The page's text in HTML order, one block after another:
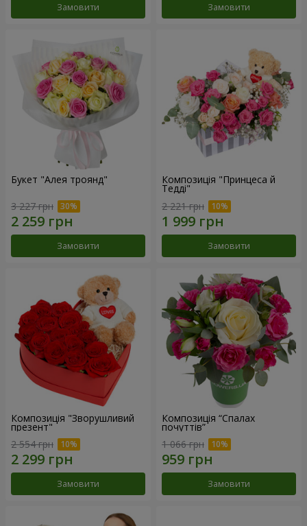
Замовити Замовити
Букет "Алея троянд"
3 227 грн
Замовити
Композиція "Принцеса й
Тедді"
2 221 грн
Замовити
Композиція "Зворушливий
презент"
2 554 грн
Замовити
Композиція “Спалах
почуттів”
1 066 грн
Замовити